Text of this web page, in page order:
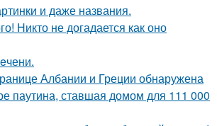
и даже названия.
Никто не догадается как оно
Албании и Греции обнаружена
паутина, ставшая домом для 111 000